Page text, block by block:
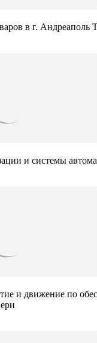
в г. Андреаполь
и системы
и движение по